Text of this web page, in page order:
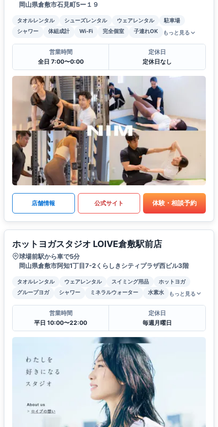
岡山県倉敷市石見町5ー１９
タオルレンタル シューズレンタル ウェアレンタル
駐車場
シャワー
体組成計 Wi-Fi 完全個室 子連れOK もっと見る
営業時間
全日 7:00〜0:00
定休日
定休日なし
店舗情報 公式サイト 体験・相談予約
ホットヨガスタジオ LOIVE倉敷駅前店
球場前駅から車で5分
岡山県倉敷市阿知1丁目7-2くらしきシティプラザ西ビル3階
タオルレンタル ウェアレンタル スイミング用品
ホットヨガ
グループヨガ
シャワー ミネラルウォーター 水素水 もっと見る
営業時間
平日 10:00〜22:00
定休日
毎週月曜日